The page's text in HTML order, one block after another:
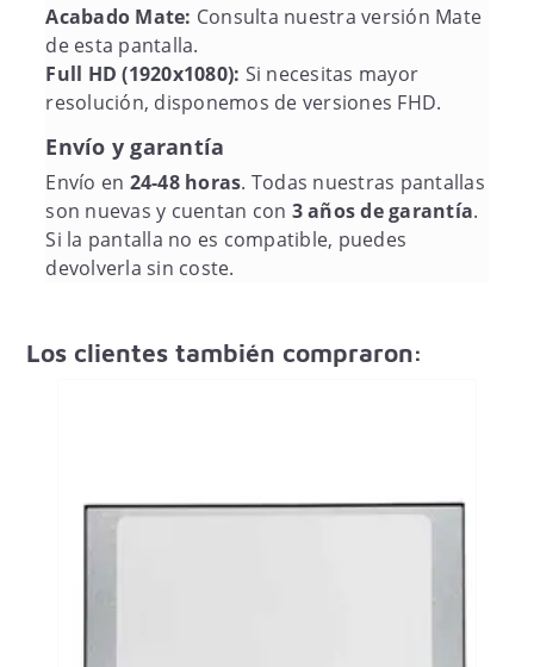
Acabado Mate: Consulta nuestra versión Mate
de esta pantalla.
Full HD (1920x1080): Si necesitas mayor
resolución, disponemos de versiones FHD.
Envío y garantía
Envío en 24-48 horas. Todas nuestras pantallas
son nuevas y cuentan con 3 años de garantía.
Si la pantalla no es compatible, puedes
devolverla sin coste.
Los clientes también compraron: